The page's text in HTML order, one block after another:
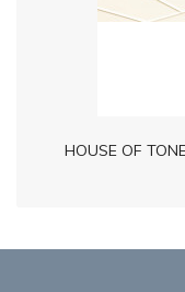
HOUSE OF